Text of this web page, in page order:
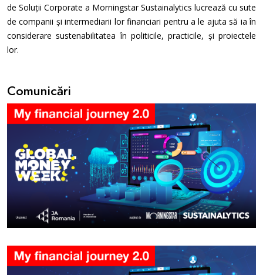
de Soluții Corporate a Morningstar Sustainalytics lucrează cu sute
de companii și intermediarii lor financiari pentru a le ajuta să ia în
considerare sustenabilitatea în politicile, practicile, și proiectele
lor.
Comunicări